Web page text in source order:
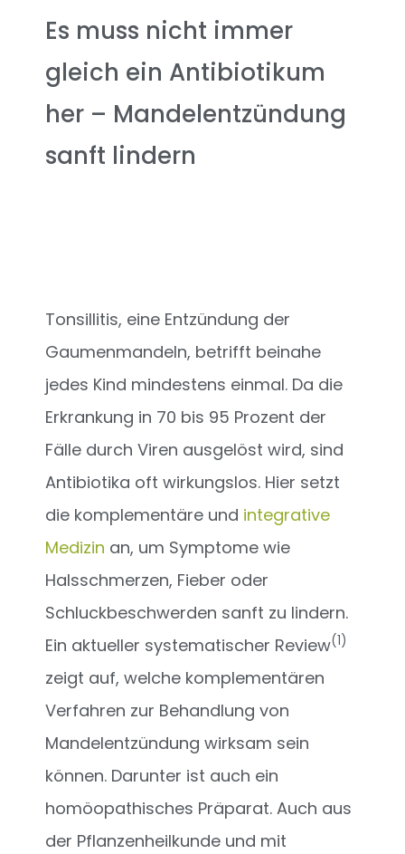
Es muss nicht immer
gleich ein Antibiotikum
her – Mandelentzündung
sanft lindern
Tonsillitis, eine Entzündung der
Gaumenmandeln, betrifft beinahe
jedes Kind mindestens einmal. Da die
Erkrankung in 70 bis 95 Prozent der
Fälle durch Viren ausgelöst wird, sind
Antibiotika oft wirkungslos. Hier setzt
die komplementäre und integrative
Medizin an, um Symptome wie
Halsschmerzen, Fieber oder
Schluckbeschwerden sanft zu lindern.
Ein aktueller systematischer Review(1)
zeigt auf, welche komplementären
Verfahren zur Behandlung von
Mandelentzündung wirksam sein
können. Darunter ist auch ein
homöopathisches Präparat. Auch aus
der Pflanzenheilkunde und mit